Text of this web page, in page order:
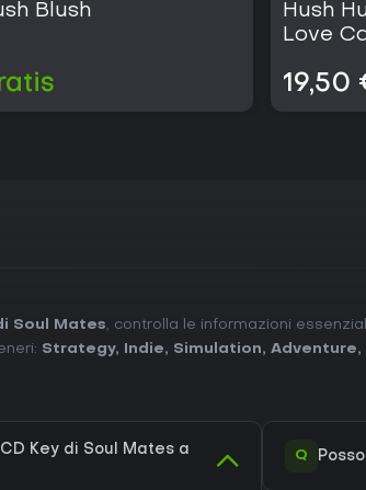
Blush
Hush
Love
19,50
Soul Mates, controlla le informazioni
Strategy, Indie, Simulation, Adventure,
Key di Soul Mates a
Q